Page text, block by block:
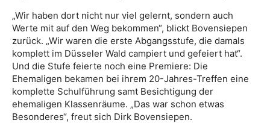
„Wir haben dort nicht nur viel gelernt, sondern auch
Werte mit auf den Weg bekommen“, blickt Bovensiepen
zurück. „Wir waren die erste Abgangsstufe, die damals
komplett im Düsseler Wald campiert und gefeiert hat“.
Und die Stufe feierte noch eine Premiere: Die
Ehemaligen bekamen bei ihrem 20-Jahres-Treffen eine
komplette Schulführung samt Besichtigung der
ehemaligen Klassenräume. „Das war schon etwas
Besonderes“, freut sich Dirk Bovensiepen.